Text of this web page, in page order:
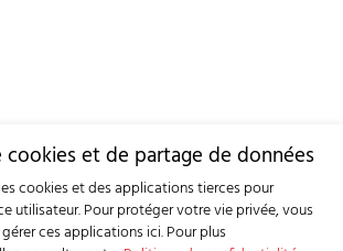
cookies et de partage de données
cookies et des applications tierces pour
utilisateur. Pour protéger votre vie privée, vous
ces applications ici.Pour plus